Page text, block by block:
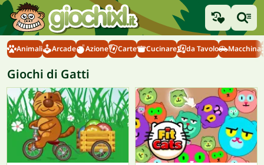
Animali Arcade Azione Carte Cucinare da Tavolo Macchina
Giochi di Gatti